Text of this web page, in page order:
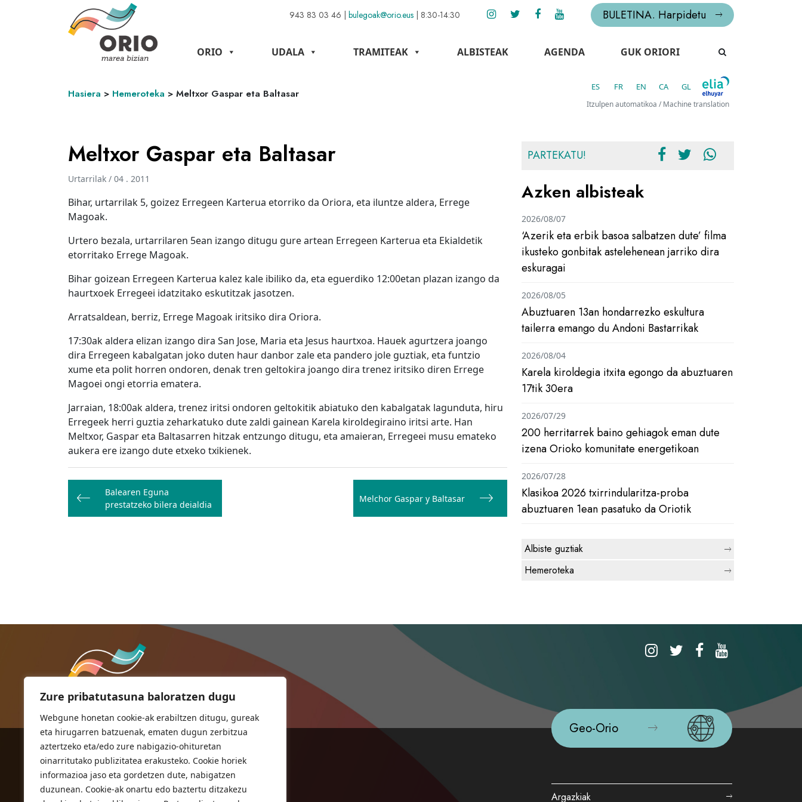
Zure pribatutasuna baloratzen dugu
Webgune honetan cookie-ak erabiltzen ditugu, gureak
eta hirugarren batzuenak, ematen dugun zerbitzua
aztertzeko eta/edo zure nabigazio-ohituretan
oinarritutako publizitatea erakusteko. Cookie horiek
informazioa jaso eta gordetzen dute, nabigatzen
duzunean. Cookie-ak onartu edo baztertu ditzakezu
943 83 03 46 | bulegoak@orio.eus | 8:30-14:30 BULETINA. Harpidetu
ORIO UDALA TRAMITEAK ALBISTEAK AGENDA GUK ORIORI
Hasiera > Hemeroteka > Meltxor Gaspar eta Baltasar
ES FR EN CA GL
Itzulpen automatikoa / Machine translation
Meltxor Gaspar eta Baltasar
Urtarrilak / 04 . 2011
Bihar, urtarrilak 5, goizez Erregeen Karterua etorriko da Oriora, eta iluntze aldera, Errege
Magoak.
Urtero bezala, urtarrilaren 5ean izango ditugu gure artean Erregeen Karterua eta Ekialdetik
etorritako Errege Magoak.
Bihar goizean Erregeen Karterua kalez kale ibiliko da, eta eguerdiko 12:00etan plazan izango da
haurtxoek Erregeei idatzitako eskutitzak jasotzen.
Arratsaldean, berriz, Errege Magoak iritsiko dira Oriora.
17:30ak aldera elizan izango dira San Jose, Maria eta Jesus haurtxoa. Hauek agurtzera joango
dira Erregeen kabalgatan joko duten haur danbor zale eta pandero jole guztiak, eta funtzio
xume eta polit horren ondoren, denak tren geltokira joango dira trenez iritsiko diren Errege
Magoei ongi etorria ematera.
Jarraian, 18:00ak aldera, trenez iritsi ondoren geltokitik abiatuko den kabalgatak lagunduta, hiru
Erregeek herri guztia zeharkatuko dute zaldi gainean Karela kiroldegiraino iritsi arte. Han
Meltxor, Gaspar eta Baltasarren hitzak entzungo ditugu, eta amaieran, Erregeei musu emateko
aukera ere izango dute etxeko txikienek.
Bidalketetan
zehar
nabigatu
Balearen Eguna
prestatzeko bilera deialdia
Melchor Gaspar y Baltasar
PARTEKATU!
Azken albisteak
‘Azerik eta erbik basoa salbatzen dute’ filma
ikusteko gonbitak astelehenean jarriko dira
eskuragai
2026/08/07
Abuztuaren 13an hondarrezko eskultura
tailerra emango du Andoni Bastarrikak
2026/08/05
Karela kiroldegia itxita egongo da abuztuaren
17tik 30era
2026/08/04
200 herritarrek baino gehiagok eman dute
izena Orioko komunitate energetikoan
2026/07/29
Klasikoa 2026 txirrindularitza-proba
abuztuaren 1ean pasatuko da Oriotik
2026/07/28
Albiste guztiak
Hemeroteka
Geo-Orio
Argazkiak
ORIOKO UDALA
Herriko plaza,1
20810 Orio (Gipuzkoa)
T. 943 83 03 46